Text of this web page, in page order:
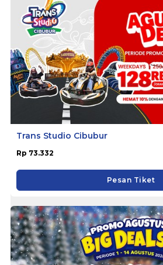
Trans Studio Cibubur
Rp 73.332
Pesan Tiket